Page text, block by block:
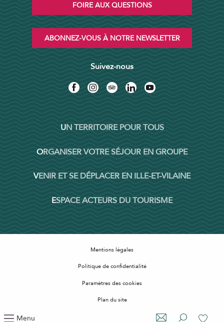
Menu
FOIRE AUX QUESTIONS
ABONNEZ-VOUS À NOTRE NEWSLETTER
Suivez-nous
UN TERRITOIRE POUR TOUS
ORGANISER VOTRE SÉJOUR EN GROUPE
VENIR ET SE DÉPLACER EN ILLE-ET-VILAINE
ESPACE ACTEURS DU TOURISME
Mentions légales
Politique de confidentialité
Paramètres des cookies
Plan du site